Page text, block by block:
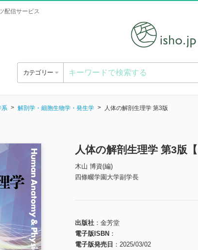
配信サービス
カテゴリー
系 解剖学・細胞生物学・発生学 人体の解剖生理学 第3版
人体の解剖生理学 第3版【
木山 博資(編)
四條畷学園大学副学長
出版社
金芳堂
電子版ISBN
電子版発売日
2025/03/02